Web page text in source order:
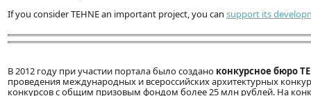
If you consider TEHNE an important project, you can support its
В 2012 году при участии портала было создано конкурсное бюро
проведения международных и всероссийских архитектурных
конкурсов с общим призовым фондом более 25 млн рублей. На